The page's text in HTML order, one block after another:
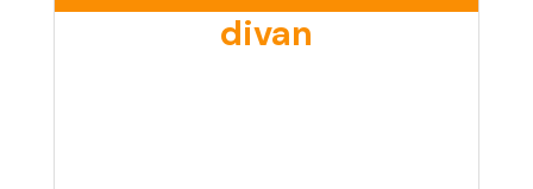
divan